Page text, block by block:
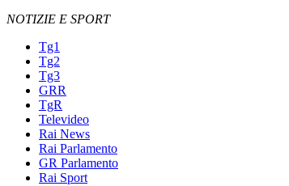
NOTIZIE E SPORT
Tg1
Tg2
Tg3
GRR
TgR
Televideo
Rai News
Rai Parlamento
GR Parlamento
Rai Sport